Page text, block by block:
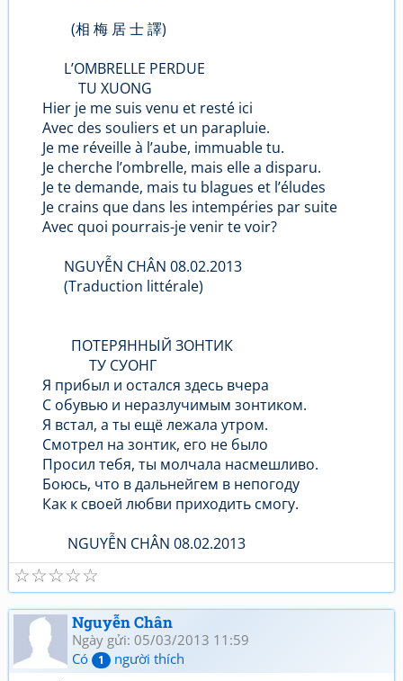
(相 梅 居 士 譯)
L’OMBRELLE PERDUE
TU XUONG
Hier je me suis venu et resté ici
Avec des souliers et un parapluie.
Je me réveille à l’aube, immuable tu.
Je cherche l’ombrelle, mais elle a disparu.
Je te demande, mais tu blagues et l’éludes
Je crains que dans les intempéries par suite
Avec quoi pourrais-je venir te voir?
NGUYỄN CHÂN 08.02.2013
(Traduction littérale)
ПОТЕРЯННЫЙ ЗОНТИК
ТУ СУОНГ
Я прибыл и остался здесь вчера
С обувью и неразлучимым зонтиком.
Я встал, а ты ещё лежала утром.
Смотрел на зонтик, его не было
Просил тебя, ты молчалa насмешливо.
Боюсь, что в дальнейгем в непогоду
Как к своей любви приходить смогу.
NGUYỄN CHÂN 08.02.2013
☆
☆
☆
☆
☆
Nguyễn Chân
Ngày gửi: 05/03/2013 11:59
Có
1 người thích